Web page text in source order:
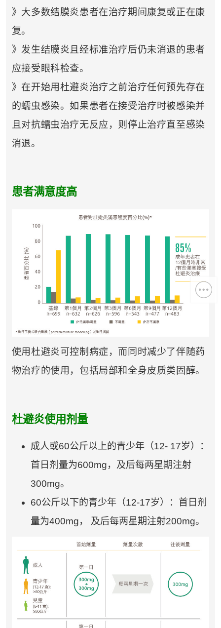
》大多数结膜炎患者在治疗期间康复或正在康
复。
》发生结膜炎且经标准治疗后仍未消退的患者
应接受眼科检查。
》在开始用杜避炎治疗之前治疗任何预先存在
的蠕虫感染。如果患者在接受治疗时被感染并
且对抗蠕虫治疗无反应，则停止治疗直至感染
消退。
患者满意度高
使用杜避炎可控制病症，而同时减少了伴随药
物治疗的使用，包括局部和全身皮质类固醇。
杜避炎使用剂量
成人或60公斤以上的青少年（12- 17岁）：
首日剂量为600mg，及后每两星期注射
300mg。
60公斤以下的青少年（12-17岁）：首日剂
量为400mg， 及后每两星期注射200mg。